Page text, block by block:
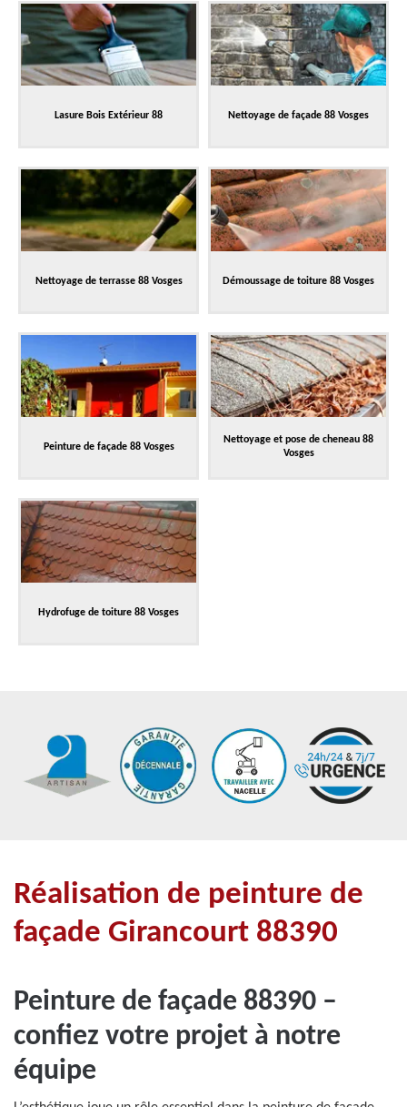
Lasure Bois Extérieur 88 Nettoyage de façade 88 Vosges
Nettoyage de terrasse 88 Vosges Démoussage de toiture 88 Vosges
Peinture de façade 88 Vosges
Nettoyage et pose de cheneau 88
Vosges
Hydrofuge de toiture 88 Vosges
Réalisation de peinture de
façade Girancourt 88390
Peinture de façade 88390 –
confiez votre projet à notre
équipe